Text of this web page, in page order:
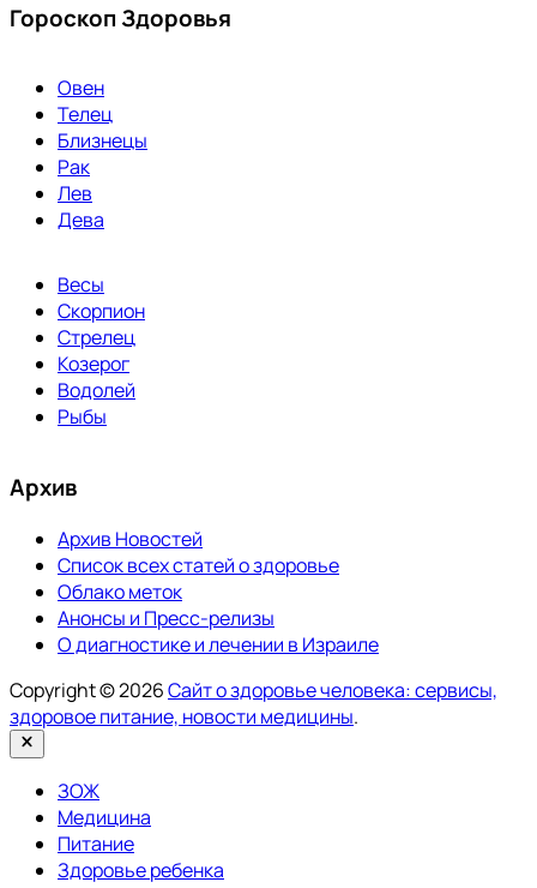
Гороскоп Здоровья
Овен
Телец
Близнецы
Рак
Лев
Дева
Весы
Скорпион
Стрелец
Козерог
Водолей
Рыбы
Архив
Архив Новостей
Список всех статей о здоровье
Облако меток
Анонсы и Пресс-релизы
О диагностике и лечении в Израиле
Copyright © 2026Сайт о здоровье человека: сервисы,
здоровое питание, новости медицины.
Закрыть
ЗОЖ
Медицина
Питание
Здоровье ребенка